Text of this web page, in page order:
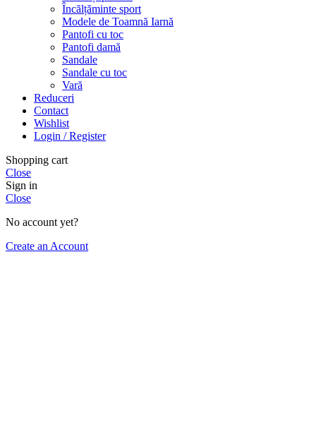
Încălțăminte sport
Modele de Toamnă Iarnă
Pantofi cu toc
Pantofi damă
Sandale
Sandale cu toc
Vară
Reduceri
Contact
Wishlist
Login / Register
Shopping cart
Close
Sign in
Close
No account yet?
Create an Account